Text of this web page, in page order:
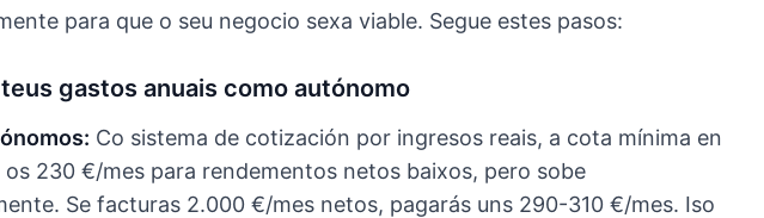
para que o seu negocio sexa viable. Segue estes pasos:
gastos anuais como autónomo
Co sistema de cotización por ingresos reais, a cota mínima en
230 €/mes para rendementos netos baixos, pero sobe
Se facturas 2.000 €/mes netos, pagarás uns 290-310 €/mes. Iso